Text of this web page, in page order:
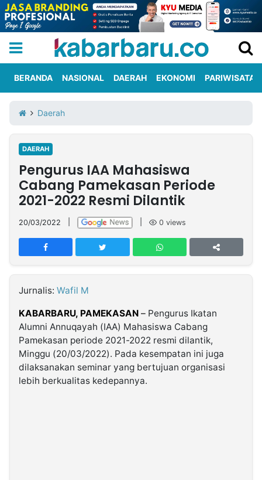
Iklan
Berita
Kami
Nasional
International
Olahraga
Entertainment
Daerah
Pariwisata
Kuliner
Kolom
Network
PT
TREETAN
INDONESIA
Partner
Insight
NTB
Suara
Time
Lens
IDN
Daily
Jogja
Jalan
Rakyat
Idealita
News
Kita
Notice
Radar
Baru
Seedbacklink
BERANDA NASIONAL DAERAH EKONOMI PARIWISATA
Daerah
DAERAH
Pengurus IAA Mahasiswa
Cabang Pamekasan Periode
2021-2022 Resmi Dilantik
20/03/2022 0 views
Jurnalis: Wafil M
KABARBARU, PAMEKASAN – Pengurus Ikatan
Alumni Annuqayah (IAA) Mahasiswa Cabang
Pamekasan periode 2021-2022 resmi dilantik,
Minggu (20/03/2022). Pada kesempatan ini juga
dilaksanakan seminar yang bertujuan organisasi
lebih berkualitas kedepannya.